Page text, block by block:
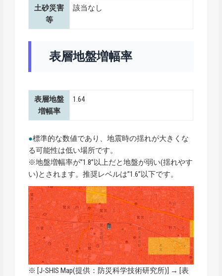
土砂災害
等
該当なし
表層地盤増幅率
表層地盤
増幅率
1.64
●標準的な数値であり、地震時の揺れが大きくな
る可能性は低い場所です。
※地盤増幅率が”1.8”以上だと地盤が弱い(揺れやす
い)とされます。推奨レベルは”1.6”以下です。
※ [J-SHIS Map(提供：防災科学技術研究所)] → [表